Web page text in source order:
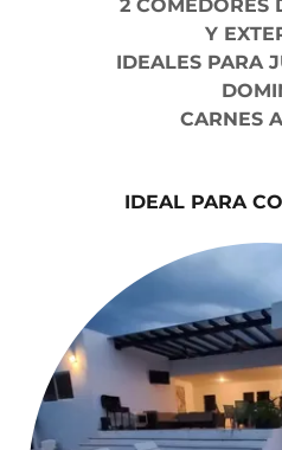
2 COMEDORES
Y
IDEALES PARA
CARNES
IDEAL PARA